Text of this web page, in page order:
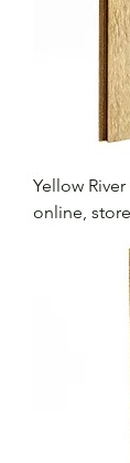
Yellow
online,